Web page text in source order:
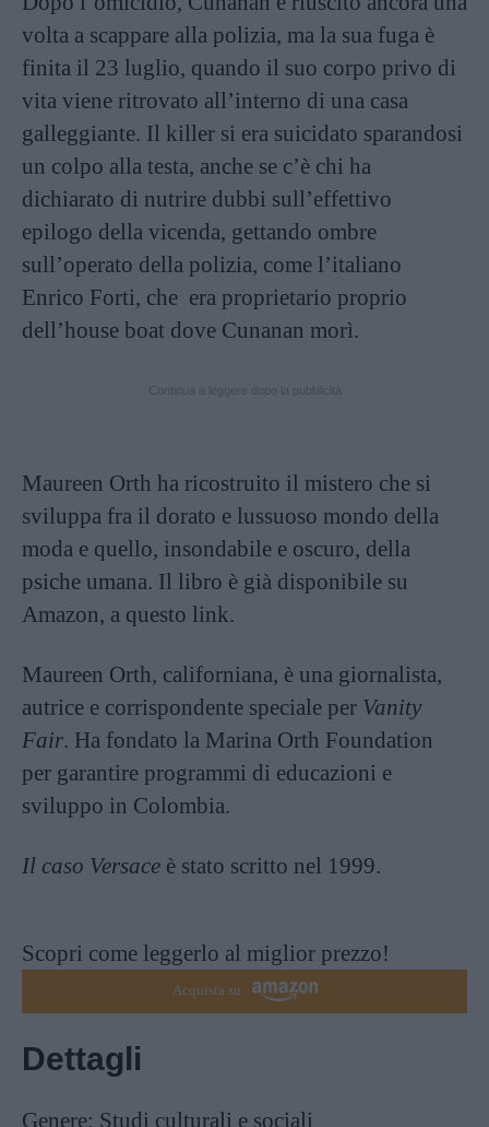
volta a scappare alla polizia, ma la sua fuga è
finita il 23 luglio, quando il suo corpo privo di
vita viene ritrovato all’interno di una casa
galleggiante. Il killer si era suicidato sparandosi
un colpo alla testa, anche se c’è chi ha
dichiarato di nutrire dubbi sull’effettivo
epilogo della vicenda, gettando ombre
sull’operato della polizia, come l’italiano
Enrico Forti, che era proprietario proprio
dell’house boat dove Cunanan morì.
Maureen Orth ha ricostruito il mistero che si
sviluppa fra il dorato e lussuoso mondo della
moda e quello, insondabile e oscuro, della
psiche umana. Il libro è già disponibile su
Amazon, a questo link.
Maureen Orth, californiana, è una giornalista,
autrice e corrispondente speciale per Vanity
Fair. Ha fondato la Marina Orth Foundation
per garantire programmi di educazioni e
sviluppo in Colombia.
Il caso Versace è stato scritto nel 1999.
Scopri come leggerlo al miglior prezzo!
Acquista su
Dettagli
Genere: Studi culturali e sociali